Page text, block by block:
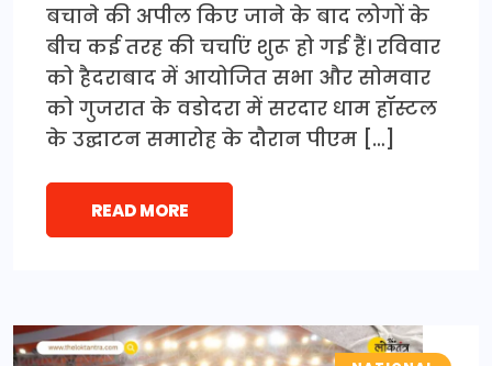
बचाने की अपील किए जाने के बाद लोगों के
बीच कई तरह की चर्चाएं शुरू हो गई हैं। रविवार
को हैदराबाद में आयोजित सभा और सोमवार
को गुजरात के वडोदरा में सरदार धाम हॉस्टल
के उद्घाटन समारोह के दौरान पीएम […]
READ MORE